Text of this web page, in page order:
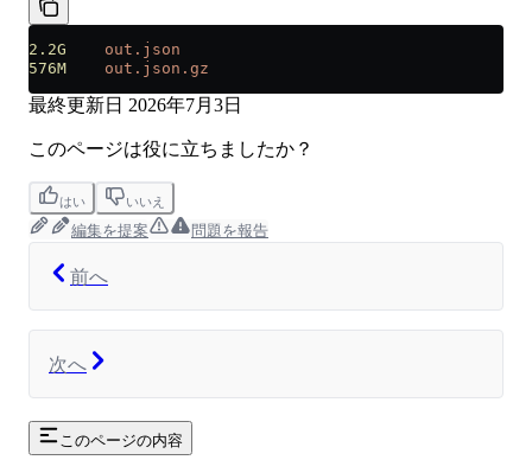
2.2G
    out.json
576M
    out.json.gz
最終更新日 2026年7月3日
このページは役に立ちましたか？
はい いいえ
編集を提案 問題を報告
前へ
次へ
このページの内容